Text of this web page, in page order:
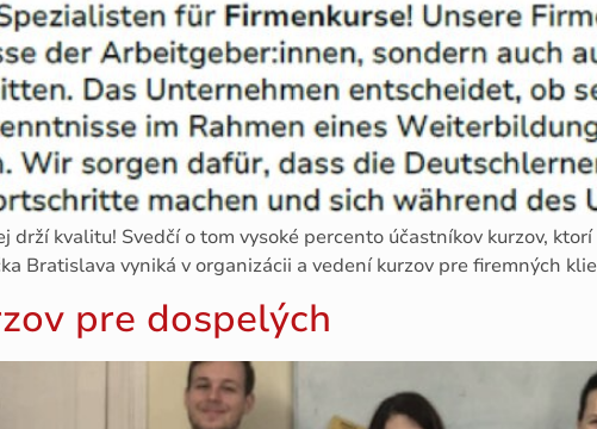
drží kvalitu! Svedčí o tom vysoké percento účastníkov kurzov,
Bratislava vyniká v organizácii a vedení kurzov pre firemných
pre dospelých